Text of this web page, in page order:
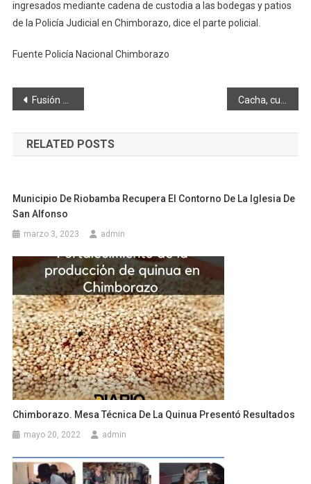
ingresados mediante cadena de custodia a las bodegas y patios
de la Policía Judicial en Chimborazo, dice el parte policial.
Fuente Policía Nacional Chimborazo
Navegación
de
entradas
Fusión de CFN y BanECuador da paso al Banco de Fomento Económico del Ecuador Cacha, cumplió 41 años como parroquia civil
RELATED POSTS
Municipio De Riobamba Recupera El Contorno De La Iglesia De
San Alfonso
marzo 3, 2023 admin
Chimborazo. Mesa Técnica De La Quinua Presentó Resultados
mayo 20, 2022 admin